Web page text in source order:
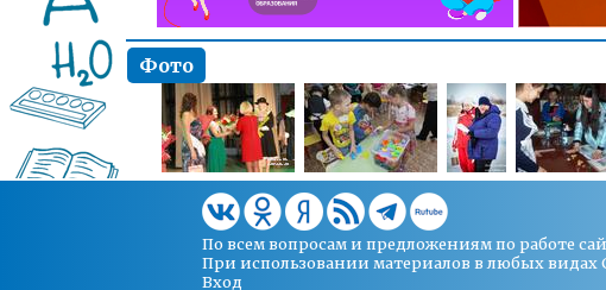
Фото
По всем вопросам и предложениям по работе
При использовании материалов в любых видах
Вход